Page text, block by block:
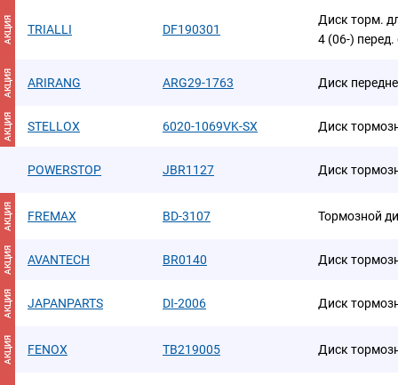
АКЦИЯ TRIALLI DF190301
Диск торм.
4 (06-)
АКЦИЯ ARIRANG ARG29-1763 Диск
АКЦИЯ STELLOX 6020-1069VK-SX Диск
POWERSTOP JBR1127 Диск
АКЦИЯ FREMAX BD-3107 Тормозной
АКЦИЯ AVANTECH BR0140 Диск
АКЦИЯ JAPANPARTS DI-2006 Диск
АКЦИЯ FENOX TB219005 Диск